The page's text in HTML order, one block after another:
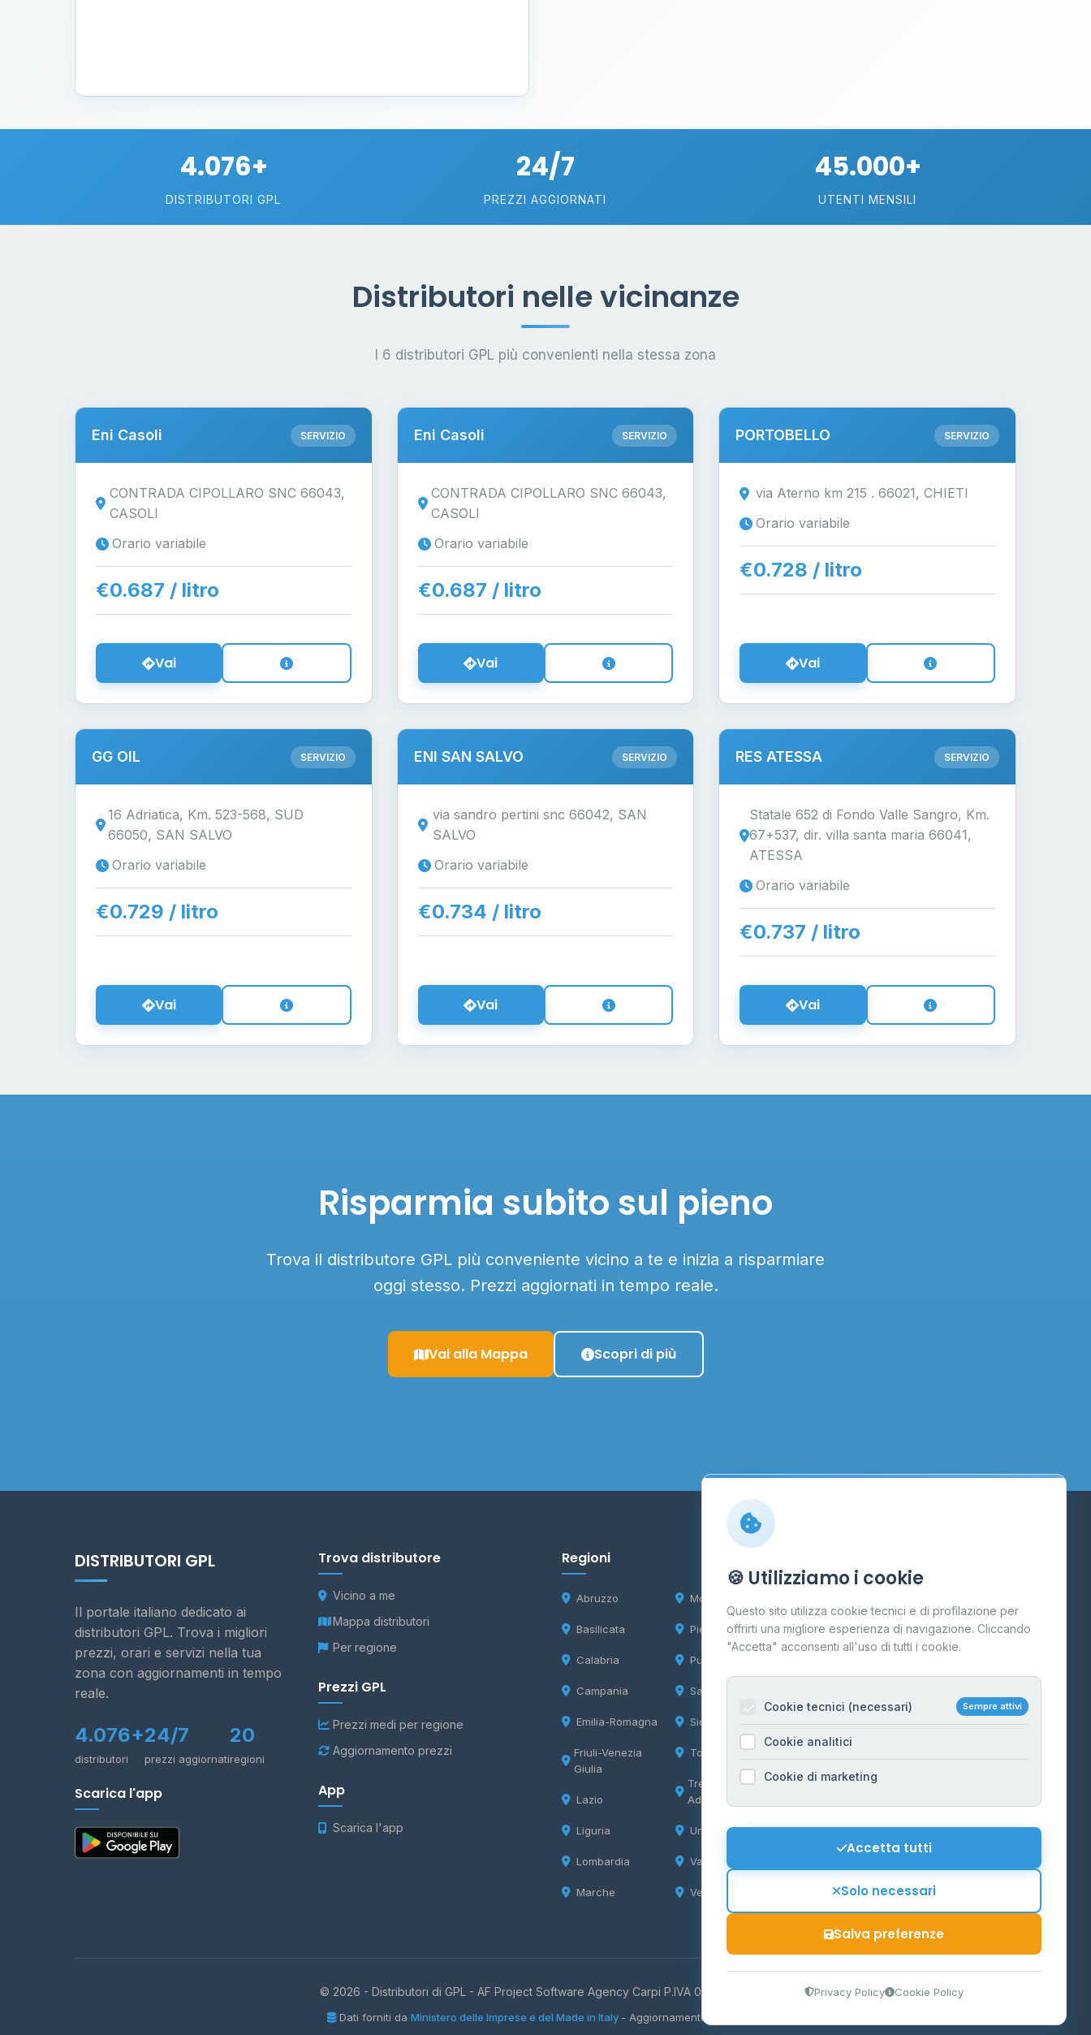
4.076+
DISTRIBUTORI GPL
24/7
PREZZI AGGIORNATI
45.000+
UTENTI MENSILI
Distributori nelle vicinanze
I 6 distributori GPL più convenienti nella stessa zona
Eni Casoli SERVIZIO
CONTRADA CIPOLLARO SNC 66043,
CASOLI
Orario variabile
€0.687 / litro
Vai
Eni Casoli SERVIZIO
CONTRADA CIPOLLARO SNC 66043,
CASOLI
Orario variabile
€0.687 / litro
Vai
PORTOBELLO SERVIZIO
via Aterno km 215 . 66021, CHIETI
Orario variabile
€0.728 / litro
Vai
GG OIL SERVIZIO
16 Adriatica, Km. 523-568, SUD
66050, SAN SALVO
Orario variabile
€0.729 / litro
Vai
ENI SAN SALVO SERVIZIO
via sandro pertini snc 66042, SAN
SALVO
Orario variabile
€0.734 / litro
Vai
RES ATESSA SERVIZIO
Statale 652 di Fondo Valle Sangro, Km.
67+537, dir. villa santa maria 66041,
ATESSA
Orario variabile
€0.737 / litro
Vai
Risparmia subito sul pieno
Trova il distributore GPL più conveniente vicino a te e inizia a risparmiare
oggi stesso. Prezzi aggiornati in tempo reale.
Vai alla Mappa Scopri di più
DISTRIBUTORI GPL
Il portale italiano dedicato ai
distributori GPL. Trova i migliori
prezzi, orari e servizi nella tua
zona con aggiornamenti in tempo
reale.
4.076+
distributori
24/7
prezzi aggiornati
20
regioni
Scarica l'app
Trova distributore
Vicino a me
Mappa distributori
Per regione
Prezzi GPL
Prezzi medi per regione
Aggiornamento prezzi
App
Scarica l'app
Regioni
Abruzzo
Basilicata
Calabria
Campania
Emilia-Romagna
Friuli-Venezia
Giulia
Lazio
Liguria
Lombardia
Marche
Molise
Piemonte
Puglia
Sardegna
Sicilia
Toscana
Trentino-Alto
Adige
Umbria
Valle d'Aosta
Veneto
Contatti
Per gestori
Informazioni legali
Privacy Policy
Cookie Policy
Mappa del sito
Contattaci
© 2026 - Distributori di GPL - AF Project Software Agency Carpi P.IVA 03859300364
Dati forniti da Ministero delle Imprese e del Made in Italy - Aggiornamento quotidiano
🍪 Utilizziamo i cookie
Questo sito utilizza cookie tecnici e di profilazione per
offrirti una migliore esperienza di navigazione. Cliccando
"Accetta" acconsenti all'uso di tutti i cookie.
Cookie tecnici (necessari) Sempre attivi
Cookie analitici
Cookie di marketing
Accetta tutti
Solo necessari
Salva preferenze
Privacy Policy Cookie Policy